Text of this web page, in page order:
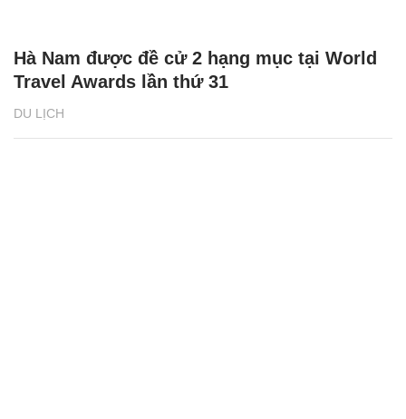
DU LỊCH
Hà Nam được đề cử 2 hạng mục tại World
Travel Awards lần thứ 31